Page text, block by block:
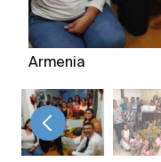
Armenia
<